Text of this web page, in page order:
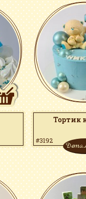
Тортик
#3192